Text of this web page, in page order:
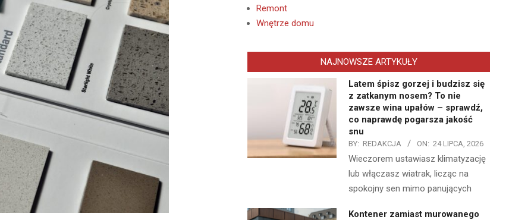
Remont
Wnętrze domu
NAJNOWSZE ARTYKUŁY
Latem śpisz gorzej i budzisz się
z zatkanym nosem? To nie
zawsze wina upałów – sprawdź,
co naprawdę pogarsza jakość
snu
BY: REDAKCJA ON: 24 LIPCA, 2026
Wieczorem ustawiasz klimatyzację
lub włączasz wiatrak, licząc na
spokojny sen mimo panujących
Kontener zamiast murowanego